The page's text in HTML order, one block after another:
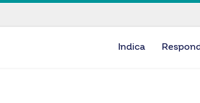
Indica